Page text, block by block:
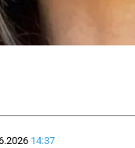
14:37